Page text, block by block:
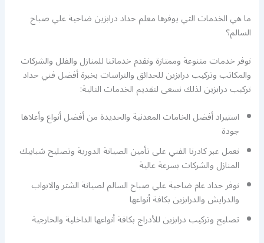
ما هي الخدمات التي يوفرها معلم حداد درابزين ضاحية علي صباح
السالم؟
نوفر خدمات متنوعة وممتازة ونقدم خدماتنا للمنازل والفلل والشركات
والمكاتب وتركيب درابزين للحدائق والتراسات بخبرة أفضل فني حداد
تركيب درابزين لذلك نسعى لتقديم الخدمات التالية:
استيراد أفضل الخامات المعدنية والحديدة من أفضل أنواع وأعلاها
جودة
نعمل عبر كادرنا الفني على تأمين الصيانة الدورية وتصليح شبابيك
المنازل والشركات بسرعة عالية
نوفر حداد عام ضاحية علي صباح السالم لصيانة الشتر والابواب
والدرايش والدرابزين بكافة أنواعها
تصليح وتركيب درابزين للأدراج بكافة أنواعها الداخلية والخارجية